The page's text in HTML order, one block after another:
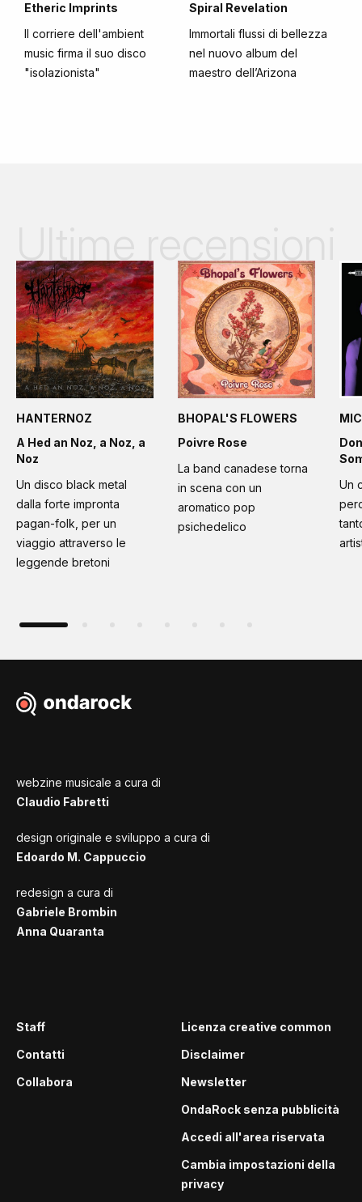
Etheric Imprints
Il corriere dell'ambient
music firma il suo disco
"isolazionista"
Spiral Revelation
Immortali flussi di bellezza
nel nuovo album del
maestro dell’Arizona
HANTERNOZ
A Hed an Noz, a Noz, a
Noz
Un disco black metal
dalla forte impronta
pagan-folk, per un
viaggio attraverso le
leggende bretoni
BHOPAL'S FLOWERS
Poivre Rose
La band canadese torna
in scena con un
aromatico pop
psichedelico
Un
webzine musicale a cura di
Claudio Fabretti
design originale e sviluppo a cura di
Edoardo M. Cappuccio
redesign a cura di
Gabriele Brombin
Anna Quaranta
Staff
Contatti
Collabora
Licenza creative common
Disclaimer
Newsletter
OndaRock senza pubblicità
Accedi all'area riservata
Cambia impostazioni della
privacy